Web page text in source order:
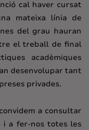
cal haver cursat
mateixa línia de
del grau hauran
el treball de final
acadèmiques
desenvolupar tant
privades.
a consultar
i a fer-nos totes les